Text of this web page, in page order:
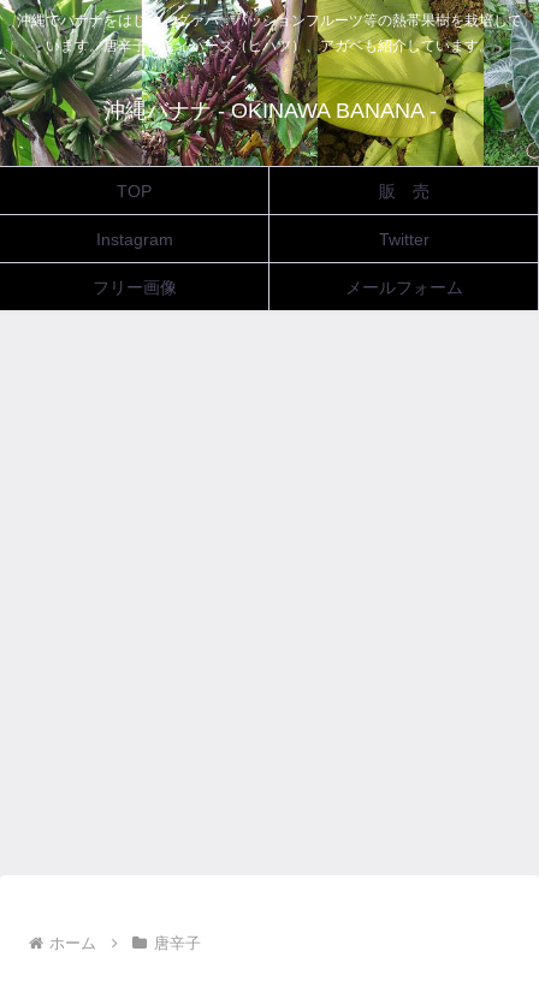
沖縄でバナナをはじめ、グァバ、パッションフルーツ等の熱帯果樹を栽培して
います。唐辛子、ピィパーズ（ヒハツ）、アガベも紹介しています。
沖縄バナナ - OKINAWA BANANA -
TOP 販 売
Instagram Twitter
フリー画像 メールフォーム
ホーム 唐辛子